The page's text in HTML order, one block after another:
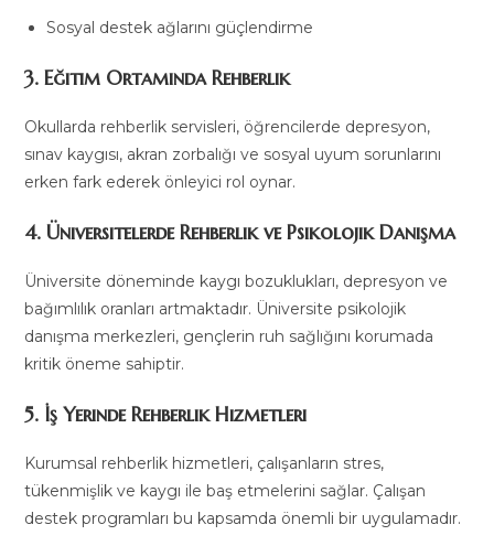
Sosyal destek ağlarını güçlendirme
3. Eğitim Ortamında Rehberlik
Okullarda rehberlik servisleri, öğrencilerde depresyon,
sınav kaygısı, akran zorbalığı ve sosyal uyum sorunlarını
erken fark ederek önleyici rol oynar.
4. Üniversitelerde Rehberlik ve Psikolojik Danışma
Üniversite döneminde kaygı bozuklukları, depresyon ve
bağımlılık oranları artmaktadır. Üniversite psikolojik
danışma merkezleri, gençlerin ruh sağlığını korumada
kritik öneme sahiptir.
5. İş Yerinde Rehberlik Hizmetleri
Kurumsal rehberlik hizmetleri, çalışanların stres,
tükenmişlik ve kaygı ile baş etmelerini sağlar. Çalışan
destek programları bu kapsamda önemli bir uygulamadır.